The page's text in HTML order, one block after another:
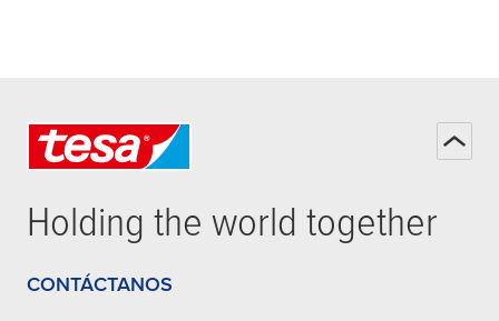
Holding the world together
CONTÁCTANOS